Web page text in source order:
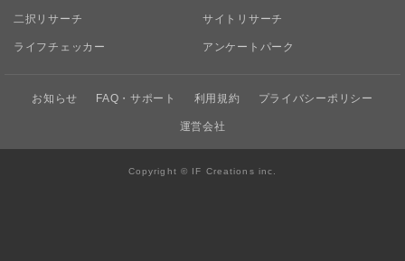
二択リサーチ サイトリサーチ
ライフチェッカー アンケートパーク
お知らせ FAQ・サポート 利用規約 プライバシーポリシー
運営会社
Copyright © IF Creations inc.